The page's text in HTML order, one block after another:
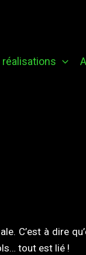
réalisations
C’est à dire
tout est lié !